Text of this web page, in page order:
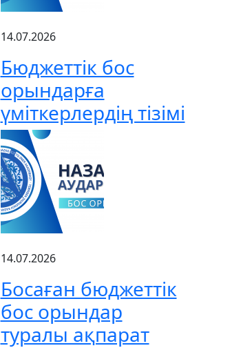
14.07.2026
Бюджеттік бос
орындарға
үміткерлердің тізімі
14.07.2026
Босаған бюджеттік
бос орындар
туралы ақпарат